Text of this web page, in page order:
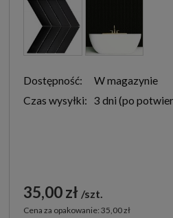
Dostępność:
W magazynie
Czas wysyłki: 3 dni
35,00 zł szt.
Cena za opakowanie: 35,00 zł